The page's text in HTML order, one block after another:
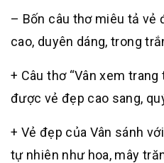
– Bốn câu thơ miêu tả vẻ
cao, duyên dáng, trong
+ Câu thơ “Vân xem
được vẻ đẹp cao sang,
+ Vẻ đẹp của Vân sánh
tự nhiên như hoa, mây